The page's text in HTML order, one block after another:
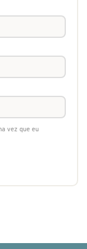
vez que eu